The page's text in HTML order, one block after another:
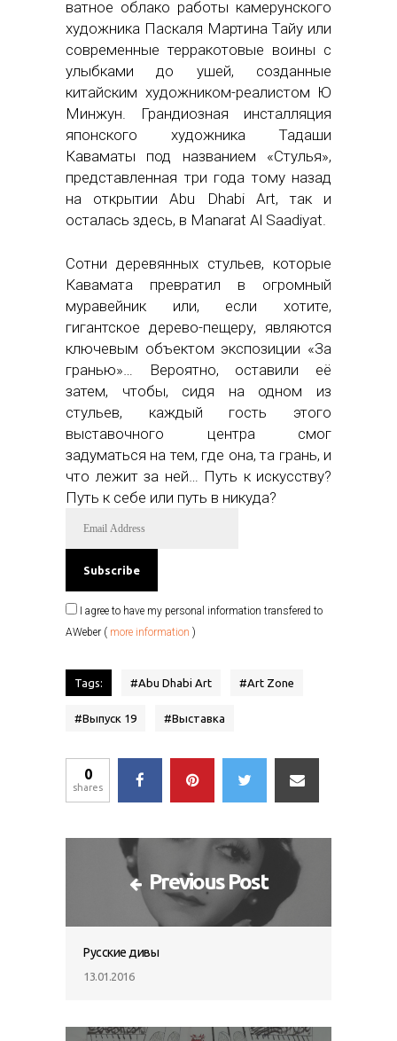
ватное облако работы камерунского
художника Паскаля Мартина Тайу или
современные терракотовые воины с
улыбками до ушей, созданные
китайским художником-реалистом Ю
Минжун. Грандиозная инсталляция
японского художника Тадаши
Каваматы под названием «Стулья»,
представленная три года тому назад
на открытии Abu Dhabi Art, так и
осталась здесь, в Manarat Al Saadiyat.
Сотни деревянных стульев, которые
Кавамата превратил в огромный
муравейник или, если хотите,
гигантское дерево-пещеру, являются
ключевым объектом экспозиции «За
гранью»… Вероятно, оставили её
затем, чтобы, сидя на одном из
стульев, каждый гость этого
выставочного центра смог
задуматься на тем, где она, та грань, и
что лежит за ней… Путь к искусству?
Путь к себе или путь в никуда?
I agree to have my personal information transfered to
AWeber ( more information )
Tags: #Abu Dhabi Art #Art Zone
#Выпуск 19 #Выставка
0
shares
Previous Post
Русские дивы
13.01.2016